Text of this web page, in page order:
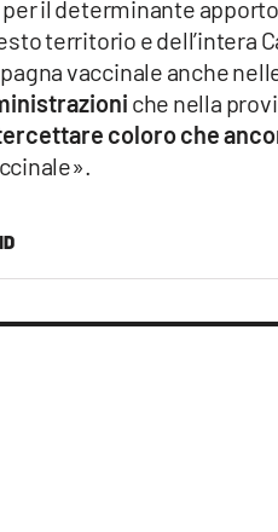
il determinante
territorio e dell’intera
vaccinale anche
che nella
coloro che